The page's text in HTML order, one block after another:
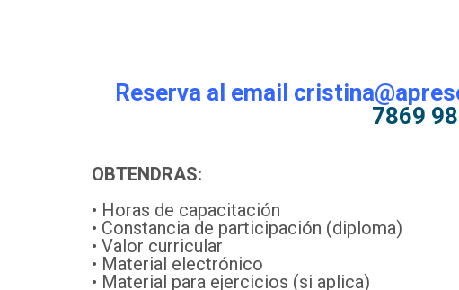
Reserva al email
7869
OBTENDRAS:
• Horas de capacitación
• Constancia de participación (diploma)
• Valor curricular
• Material electrónico
• Material para ejercicios (si aplica)